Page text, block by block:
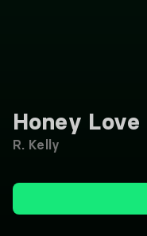
Honey Love
R. Kelly